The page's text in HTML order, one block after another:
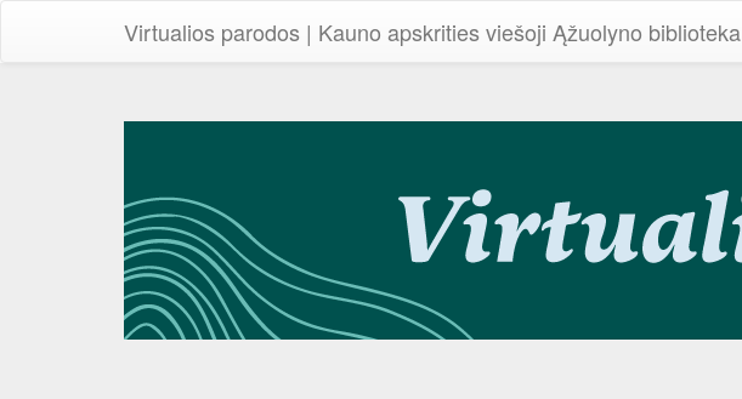
Virtualios parodos | Kauno apskrities viešoji Ąžuolyno biblioteka